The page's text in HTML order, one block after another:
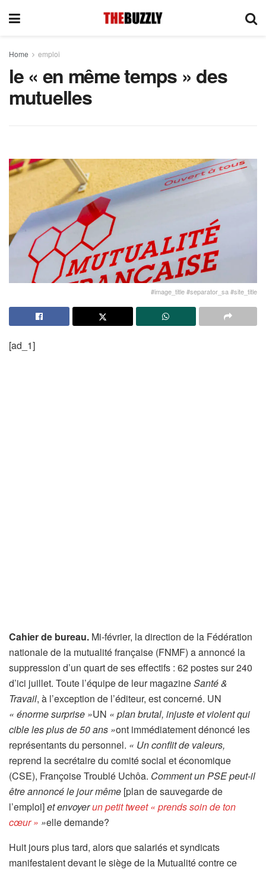
Home emploi
le « en même temps » des
mutuelles
#image_title #separator_sa #site_title
[ad_1]
Cahier de bureau. Mi-février, la direction de la Fédération
nationale de la mutualité française (FNMF) a annoncé la
suppression d’un quart de ses effectifs : 62 postes sur 240
d’ici juillet. Toute l’équipe de leur magazineSanté &
Travail, à l’exception de l’éditeur, est concerné. UN
« énorme surprise »UN « plan brutal, injuste et violent qui
cible les plus de 50 ans »ont immédiatement dénoncé les
représentants du personnel. « Un conflit de valeurs,
reprend la secrétaire du comité social et économique
(CSE), Françoise Troublé Uchôa. Comment un PSE peut-il
être annoncé le jour même [plan de sauvegarde de
l’emploi]et envoyerun petit tweet « prends soin de ton
cœur » »elle demande?
Huit jours plus tard, alors que salariés et syndicats
manifestaient devant le siège de la Mutualité contre ce